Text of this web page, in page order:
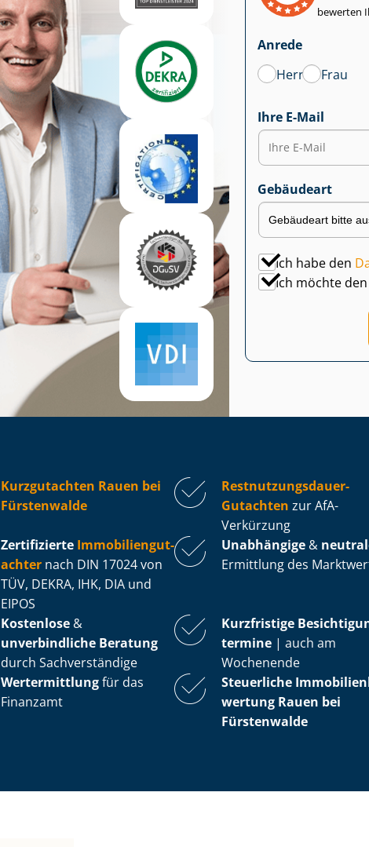
bewerten
Anrede
Herr
Frau
Ihre E-Mail
Gebäudeart
Ich habe den
Ich möchte
Kurzgutachten Rauen bei
Fürstenwalde
Rest­nut­zungs­dau­er-
Gutachten zur AfA-
Verkürzung
Zertifizierte Im­mo­bi­li­en­gut­
ach­ter nach DIN 17024 von
TÜV, DEKRA, IHK, DIA und
EIPOS
Unabhängige &
Ermittlung des
Kostenlose &
unverbindliche Beratung
durch Sachverständige
Kurzfristige
ter­mi­ne | auch am
Wochenende
Wertermittlungfür das
Finanzamt
Steuerliche
wer­tung Rauen bei
Fürstenwalde